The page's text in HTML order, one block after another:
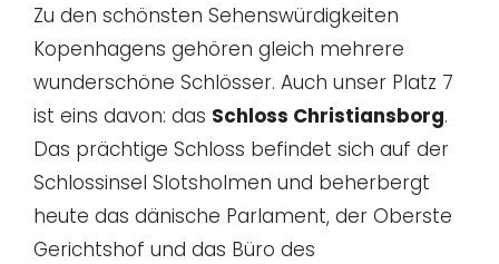
Zu den schönsten Sehenswürdigkeiten
Kopenhagens gehören gleich mehrere
wunderschöne Schlösser. Auch unser Platz 7
ist eins davon: das Schloss Christiansborg.
Das prächtige Schloss befindet sich auf der
Schlossinsel Slotsholmen und beherbergt
heute das dänische Parlament, der Oberste
Gerichtshof und das Büro des